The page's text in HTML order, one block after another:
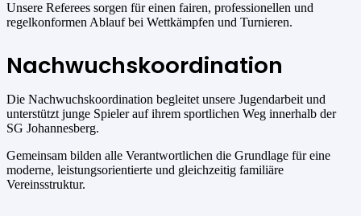
Unsere Referees sorgen für einen fairen, professionellen und
regelkonformen Ablauf bei Wettkämpfen und Turnieren.
Nachwuchskoordination
Die Nachwuchskoordination begleitet unsere Jugendarbeit und
unterstützt junge Spieler auf ihrem sportlichen Weg innerhalb der
SG Johannesberg.
Gemeinsam bilden alle Verantwortlichen die Grundlage für eine
moderne, leistungsorientierte und gleichzeitig familiäre
Vereinsstruktur.